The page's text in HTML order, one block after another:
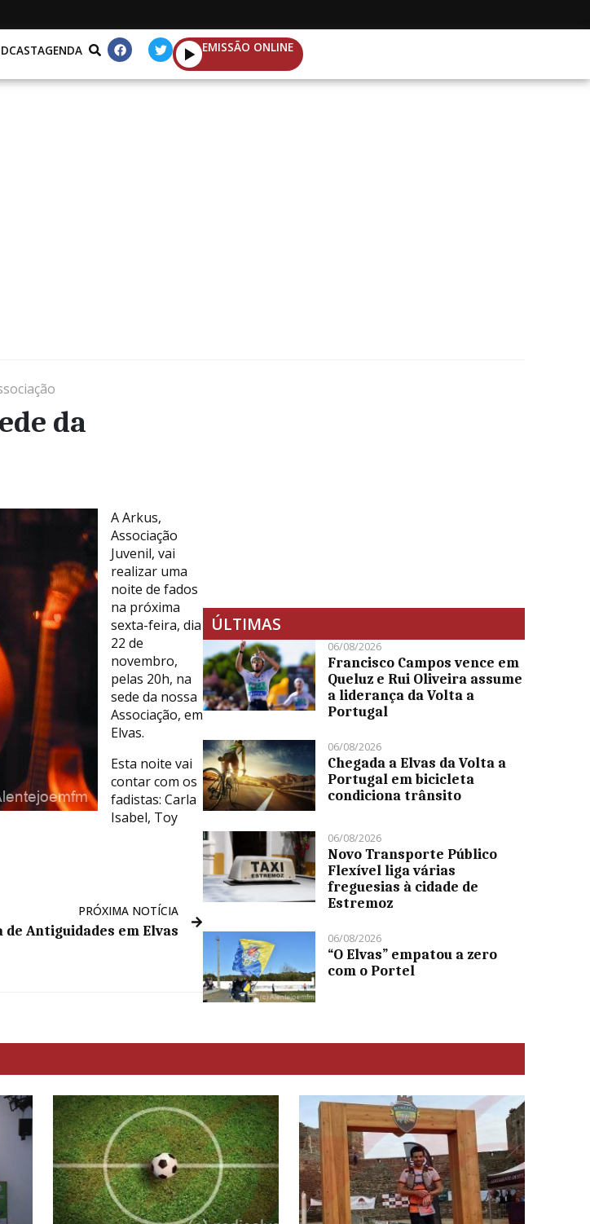
AGENDA EMISSÃO ONLINE
da
A Arkus,
Associação
Juvenil, vai
realizar uma
noite de fados
na próxima
sexta-feira, dia
22 de
novembro,
pelas 20h, na
sede da nossa
Associação, em
Elvas.
Esta noite vai
contar com os
fadistas: Carla
Isabel, Toy
PRÓXIMA NOTÍCIA
de Antiguidades em Elvas
ÚLTIMAS
06/08/2026
Francisco Campos vence em
Queluz e Rui Oliveira assume
a liderança da Volta a
Portugal
06/08/2026
Chegada a Elvas da Volta a
Portugal em bicicleta
condiciona trânsito
06/08/2026
Novo Transporte Público
Flexível liga várias
freguesias à cidade de
Estremoz
06/08/2026
“O Elvas” empatou a zero
com o Portel